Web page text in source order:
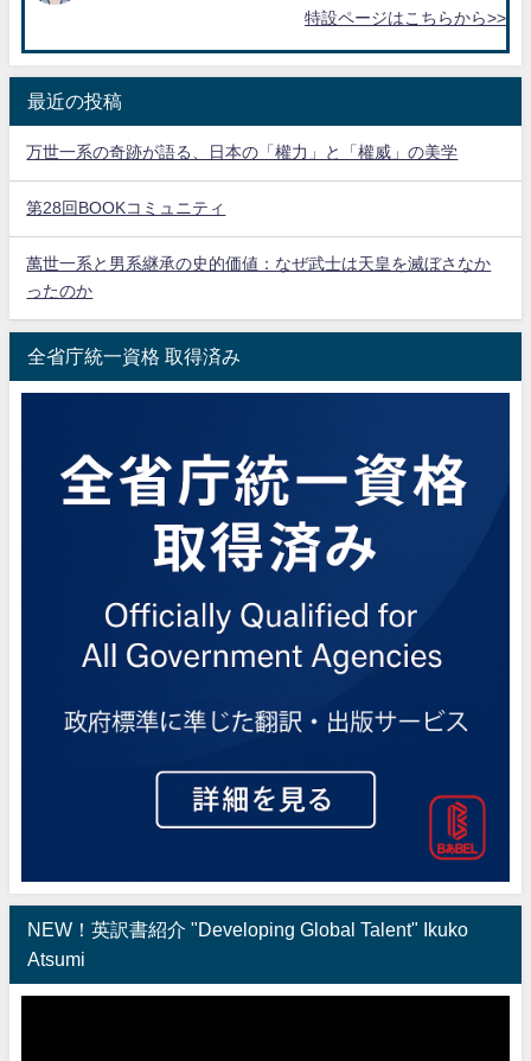
特設ページはこちらから>>
最近の投稿
万世一系の奇跡が語る、日本の「權力」と「權威」の美学
第28回BOOKコミュニティ
萬世一系と男系継承の史的価値：なぜ武士は天皇を滅ぼさなか
ったのか
全省庁統一資格 取得済み
NEW！英訳書紹介 "Developing Global Talent" Ikuko
Atsumi